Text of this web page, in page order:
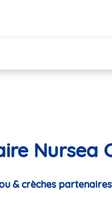
Nursea
& crèches partenaires